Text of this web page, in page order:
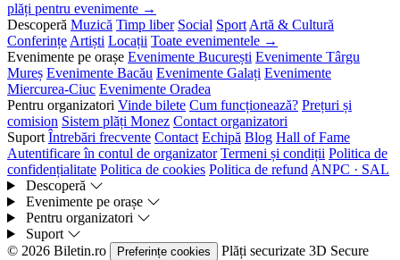
plăți pentru evenimente →
Descoperă Muzică Timp liber Social Sport Artă & Cultură
Conferințe Artiști Locații Toate evenimentele →
Evenimente pe orașe Evenimente București Evenimente Târgu
Mureș Evenimente Bacău Evenimente Galați Evenimente
Miercurea-Ciuc Evenimente Oradea
Pentru organizatori Vinde bilete Cum funcționează? Prețuri și
comision Sistem plăți Monez Contact organizatori
Suport Întrebări frecvente Contact Echipă Blog Hall of Fame
Autentificare în contul de organizator Termeni și condiții Politica de
confidențialitate Politica de cookies Politica de refund ANPC · SAL
Descoperă
Evenimente pe orașe
Pentru organizatori
Suport
© 2026 Biletin.ro
Preferințe cookies Plăți securizate 3D Secure